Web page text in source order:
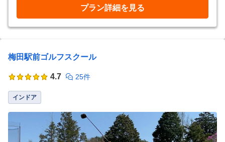
プラン詳細を見る
梅田駅前ゴルフスクール
4.7 25件
インドア